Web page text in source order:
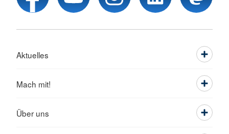
Aktuelles
Mach mit!
Über uns